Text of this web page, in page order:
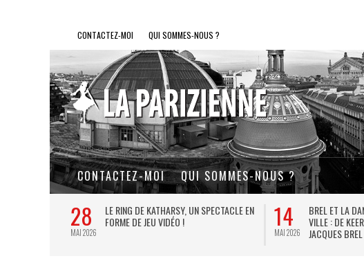
CONTACTEZ-MOI QUI SOMMES-NOUS ?
CONTACTEZ-MOI QUI SOMMES-NOUS ?
28
MAI 2026
LE RING DE KATHARSY, UN SPECTACLE EN
FORME DE JEU VIDÉO !
14
MAI 2026
BREL ET LA
VILLE : DE
JACQUES BREL